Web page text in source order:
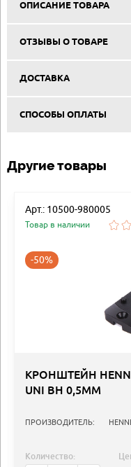
ОПИСАНИЕ ТОВАРА
ОТЗЫВЫ О ТОВАРЕ
ДОСТАВКА
СПОСОБЫ ОПЛАТЫ
Другие товары
Арт.: 10500-980005
Товар в наличии
-50%
КРОНШТЕЙН
UNI BH 0,5MM
ПРОИЗВОДИТЕЛЬ:
Количество: